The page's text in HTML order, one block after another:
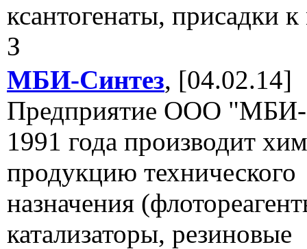
ксантогенаты, присадки
З
МБИ-Синтез, [04.02.14]
Предприятие ООО "МБИ-
1991 года производит
продукцию технического
назначения
катализаторы, резиновые